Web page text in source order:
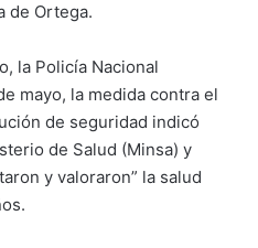
de Ortega.
la Policía Nacional
mayo, la medida contra el
de seguridad indicó
de Salud (Minsa) y
y valoraron” la salud